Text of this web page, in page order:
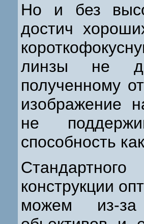
Но и без
достич
линзы не
полученному
изображение
не
способность
конструкции
можем из-